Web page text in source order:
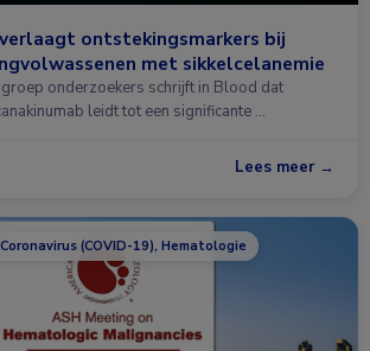
ontstekingsmarkers bij
met sikkelcelanemie
groep onderzoekers schrijft in Blood dat
leidt tot een significante …
Lees meer →
Coronavirus (COVID-19), Hematologie